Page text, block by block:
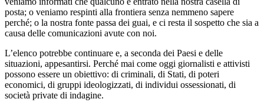
posta; o veniamo respinti alla frontiera senza nemmeno sapere
perché; o la nostra fonte passa dei guai, e ci resta il sospetto che sia a
causa delle comunicazioni avute con noi.
L’elenco potrebbe continuare e, a seconda dei Paesi e delle
situazioni, appesantirsi. Perché mai come oggi giornalisti e attivisti
possono essere un obiettivo: di criminali, di Stati, di poteri
economici, di gruppi ideologizzati, di individui ossessionati, di
società private di indagine.